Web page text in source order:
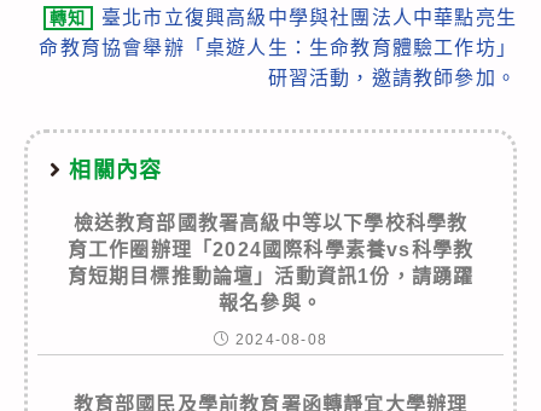
轉知
臺北市立復興高級中學與社團法人中華點亮生
命教育協會舉辦「桌遊人生：生命教育體驗工作坊」
研習活動，邀請教師參加。
相關內容
檢送教育部國教署高級中等以下學校科學教
育工作圈辦理「2024國際科學素養vs科學教
育短期目標推動論壇」活動資訊1份，請踴躍
報名參與。
2024-08-08
教育部國民及學前教育署函轉靜宜大學辦理